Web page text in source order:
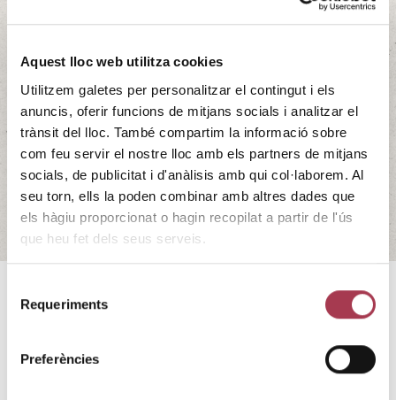
Aquest lloc web utilitza cookies
Utilitzem galetes per personalitzar el contingut i els
anuncis, oferir funcions de mitjans socials i analitzar el
trànsit del lloc. També compartim la informació sobre
com feu servir el nostre lloc amb els partners de mitjans
socials, de publicitat i d'anàlisis amb qui col·laborem. Al
seu torn, ells la poden combinar amb altres dades que
els hàgiu proporcionat o hagin recopilat a partir de l'ús
que heu fet dels seus serveis.
Requeriments
Preferències
INCAVI participa en el
documental: Arqueòlegs de la
vinya. A la recerca de varietats
autòctones»
21/02/2025
11:00
Aquest documental mostra el camí que segueixen els
aficionat al món del vi, Eugeni Ordeig, i en tot el viatge de
documentació i anàlisi, fet amb l’Arxiu Episcopal de Vic i